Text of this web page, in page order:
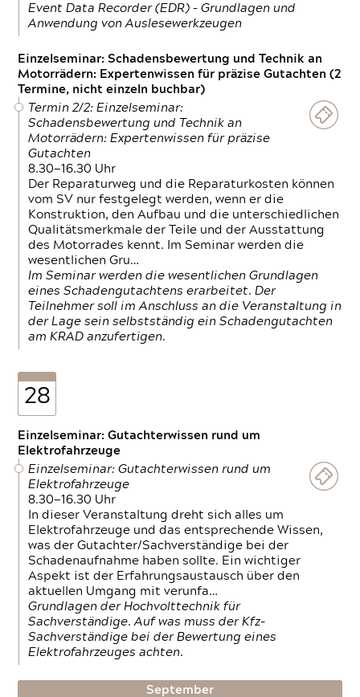
Event Data Recorder (EDR) – Grundlagen und
Anwendung von Auslesewerkzeugen
Einzelseminar: Schadensbewertung und Technik an
Motorrädern: Expertenwissen für präzise Gutachten (2
Termine, nicht einzeln buchbar)
Termin 2/2: Einzelseminar:
Schadensbewertung und Technik an
Motorrädern: Expertenwissen für präzise
Gutachten
8.30—16.30 Uhr
Der Reparaturweg und die Reparaturkosten können
vom SV nur festgelegt werden, wenn er die
Konstruktion, den Aufbau und die unterschiedlichen
Qualitätsmerkmale der Teile und der Ausstattung
des Motorrades kennt. Im Seminar werden die
wesentlichen Gru…
Im Seminar werden die wesentlichen Grundlagen
eines Schadengutachtens erarbeitet. Der
Teilnehmer soll im Anschluss an die Veranstaltung in
der Lage sein selbstständig ein Schadengutachten
am KRAD anzufertigen.
28
Einzelseminar: Gutachterwissen rund um
Elektrofahrzeuge
Einzelseminar: Gutachterwissen rund um
Elektrofahrzeuge
8.30—16.30 Uhr
In dieser Veranstaltung dreht sich alles um
Elektrofahrzeuge und das entsprechende Wissen,
was der Gutachter/Sachverständige bei der
Schadenaufnahme haben sollte. Ein wichtiger
Aspekt ist der Erfahrungsaustausch über den
aktuellen Umgang mit verunfa…
Grundlagen der Hochvolttechnik für
Sachverständige. Auf was muss der Kfz-
Sachverständige bei der Bewertung eines
Elektrofahrzeuges achten.
September